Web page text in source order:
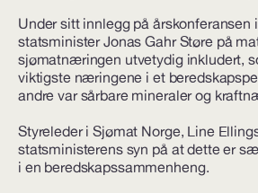
Under sitt innlegg på årskonferansen
statsminister Jonas Gahr Støre på
sjømatnæringen utvetydig inkludert,
viktigste næringene i et
andre var sårbare mineraler og
Styreleder i Sjømat Norge, Line
statsministerens syn på at dette er
i en beredskapssammenheng.